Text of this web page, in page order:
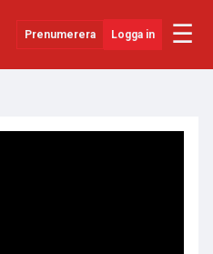
Prenumerera Logga in ☰